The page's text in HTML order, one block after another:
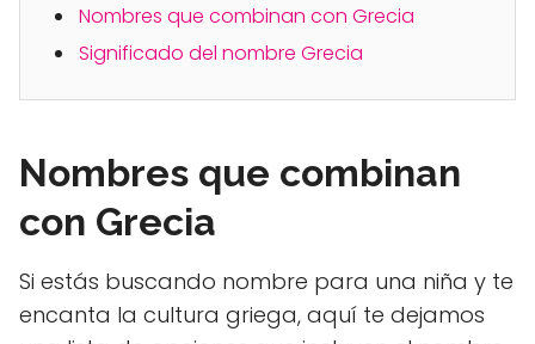
Nombres que combinan con Grecia
Significado del nombre Grecia
Nombres que combinan
con Grecia
Si estás buscando nombre para una niña y te
encanta la cultura griega, aquí te dejamos